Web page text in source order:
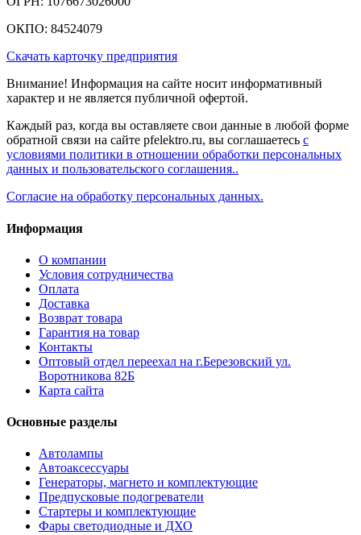
ОКПО: 84524079
Скачать карточку предприятия
Внимание! Информация на сайте носит информативный
характер и не является публичной офертой.
Каждый раз, когда вы оставляете свои данные в любой форме
обратной связи на сайте pfelektro.ru, вы соглашаетесь с
условиями политики в отношении обработки персональных
данных и пользовательского соглашения..
Согласие на обработку персональных данных.
Информация
О компании
Условия сотрудничества
Оплата
Доставка
Возврат товара
Гарантия на товар
Контакты
Оптовый отдел переехал на г.Березовский ул.
Воротникова 82Б
Карта сайта
Основные разделы
Автолампы
Автоаксессуары
Генераторы, магнето и комплектующие
Предпусковые подогреватели
Стартеры и комплектующие
Фары светодиодные и ДХО